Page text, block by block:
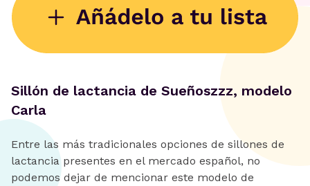
Sillón de lactancia de Sueñoszzz, modelo
Carla
Entre las más tradicionales opciones de sillones de
lactancia presentes en el mercado español, no
podemos dejar de mencionar este modelo de